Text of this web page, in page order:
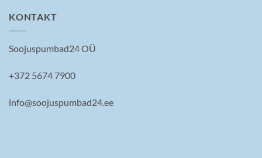
KONTAKT
Soojuspumbad24 OÜ
+372 5674 7900
info@soojuspumbad24.ee